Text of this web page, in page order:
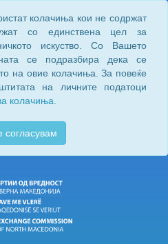
колачиња кои не содржат
со единствена цел за
искуство. Со Вашето
се подразбира дека се
на овие колачиња. За повеќе
на личните податоци
колачиња.
согласувам